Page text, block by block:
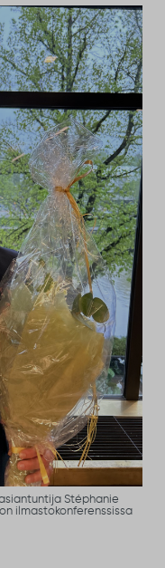
Stéphanie
ilmastokonferenssissa